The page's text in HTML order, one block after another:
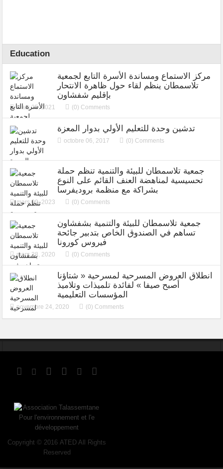
Education
مركز الاستماع ومساندة الأسرة التابع لجمعية
تلاسمطان ينظم لقاء حول ظاهرة الانتحار
بإقليم شفشاون
mars 25, 2021 (0) Comments
تدشين وحدة للتعليم الأولي بدوار المعزة
octobre 06, 2017 (0) Comments
جمعية تلاسمطان للبيئة والتنمية تنظم حملة
تحسيسية لمناهضة العنف القائم على النوع
بشراكة مع منظمة بروديفرسا
mars 09, 2023 (0) Comments
جمعية تلاسمطان للبيئة والتنمية بشفشاون
تساهم في الصندوق الخاص بتدبير جائحة
فيروس كورونا
mars 28, 2020 (0) Comments
انطلاق العروض المسرحية لمسرحية « شتاؤنا
أصبح صيفا » لفائدة تلميذات وتلاميذ
المؤسسات التعليمية
novembre 24, 2020 (0) Comments
Copyright © 2016 ATED All Rights
Reserved